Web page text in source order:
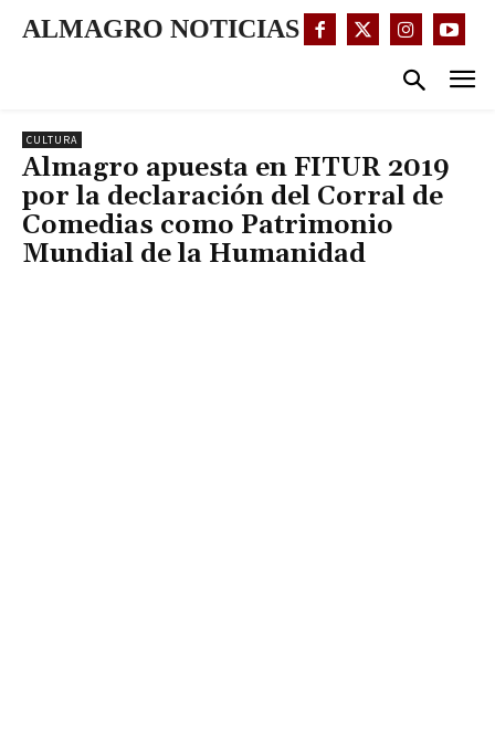
ALMAGRO NOTICIAS
CULTURA
Almagro apuesta en FITUR 2019
por la declaración del Corral de
Comedias como Patrimonio
Mundial de la Humanidad